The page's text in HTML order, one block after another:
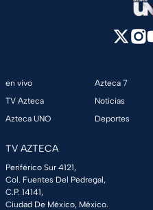
en vivo
TV Azteca
Azteca UNO
Azteca 7
Noticias
Deportes
TV AZTECA
Periférico Sur 4121,
Col. Fuentes Del Pedregal,
C.P. 14141,
Ciudad De México, México.